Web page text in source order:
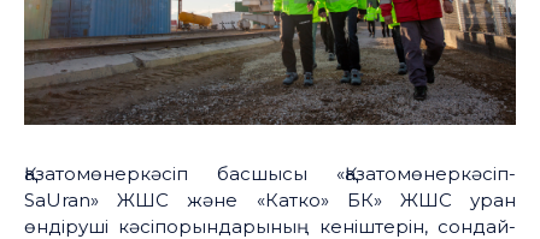
Қазатомөнеркәсіп басшысы «Қазатомөнеркәсіп-
SaUran» ЖШС және «Катко» БК» ЖШС уран
өндіруші кәсіпорындарының кеніштерін, сондай-